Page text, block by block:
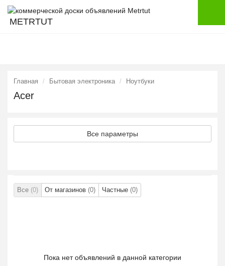
METRTUT
Главная Бытовая электроника Ноутбуки
Acer
Все параметры
Все (0) От магазинов (0) Частные (0)
Пока нет объявлений в данной категории